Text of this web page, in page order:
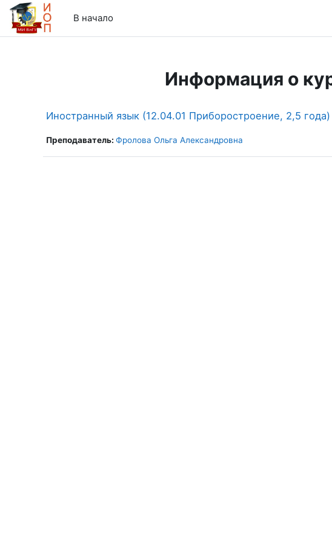
Перейти к основному содержанию
В начало
Информация о
Иностранный язык (12.04.01 Приборостроение, 2,5 года)
Преподаватель: Фролова Ольга Александровна